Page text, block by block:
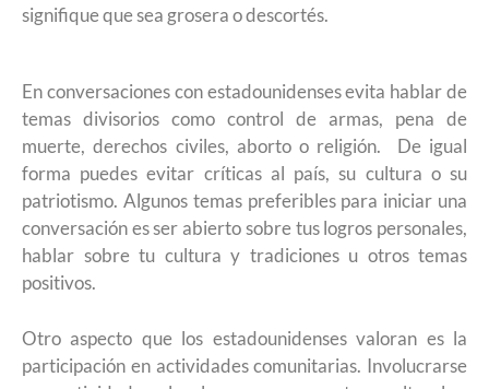
signifique que sea grosera o descortés.
En conversaciones con estadounidenses evita hablar de
temas divisorios como control de armas, pena de
muerte, derechos civiles, aborto o religión. De igual
forma puedes evitar críticas al país, su cultura o su
patriotismo. Algunos temas preferibles para iniciar una
conversación es ser abierto sobre tus logros personales,
hablar sobre tu cultura y tradiciones u otros temas
positivos.
Otro aspecto que los estadounidenses valoran es la
participación en actividades comunitarias. Involucrarse